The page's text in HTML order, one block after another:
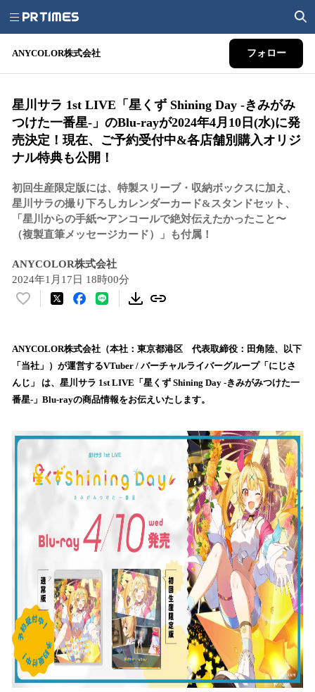
ANYCOLOR株式会社 フォロー
星川サラ 1st LIVE「星くず Shining Day -きみがみ
つけた⼀番星-」のBlu-rayが2024年4月10日(水)に発
売決定！現在、ご予約受付中&各店舗別購入オリジ
ナル特典も公開！
初回生産限定版には、特製スリーブ・収納ボックスに加え、
星川サラの撮り下ろしカレンダーカード&スタンドセット、
「星川からの手紙〜アンコールで絶対伝えたかったこと〜
（複製直筆メッセージカード）」も付属！
ANYCOLOR株式会社
2024年1月17日 18時00分
い
！
数
を
読
み
す
ANYCOLOR株式会社（本社：東京都港区 代表取締役：田角陸、以下
「当社」）が運営するVTuber / バーチャルライバーグループ「にじさ
んじ」 は、星川サラ 1st LIVE「星くず Shining Day -きみがみつけた⼀
番星-」Blu-rayの商品情報をお伝えいたします。